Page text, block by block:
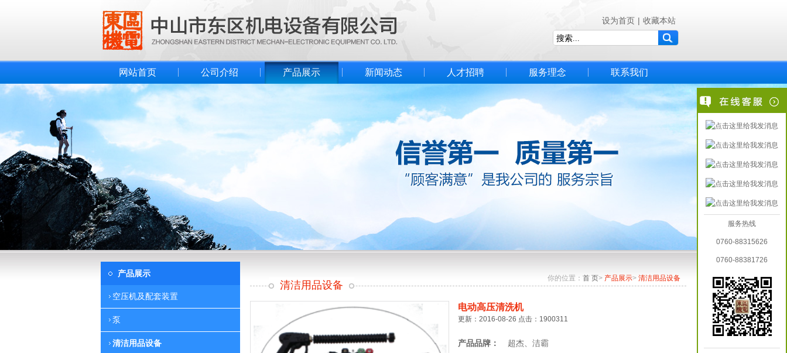
设为首页 | 收藏本站
网站首页 公司介绍 产品展示 新闻动态 人才招聘 服务理念 联系我们
产品展示
空压机及配套装置
泵
清洁用品设备
你的位置： 首 页> 产品展示> 清洁用品设备
清洁用品设备
电动高压清洗机
更新：2016-08-26 点击：1900311
产品品牌： 超杰、洁霸
服务热线
0760-88315626
0760-88381726